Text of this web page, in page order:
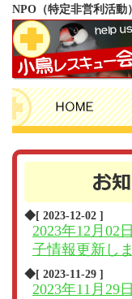
NPO（特定非営利活動
◆[ 2023-12-02 ]
2023年12月
子情報更新し
◆[ 2023-11-29 ]
2023年11月